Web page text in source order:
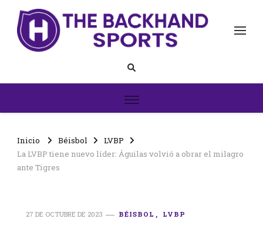
The Backhand Sports
Inicio Béisbol
LVBP
La LVBP tiene nuevo líder: Águilas volvió a obrar el milagro
ante Tigres
27 DE OCTUBRE DE 2023 BÉISBOL LVBP